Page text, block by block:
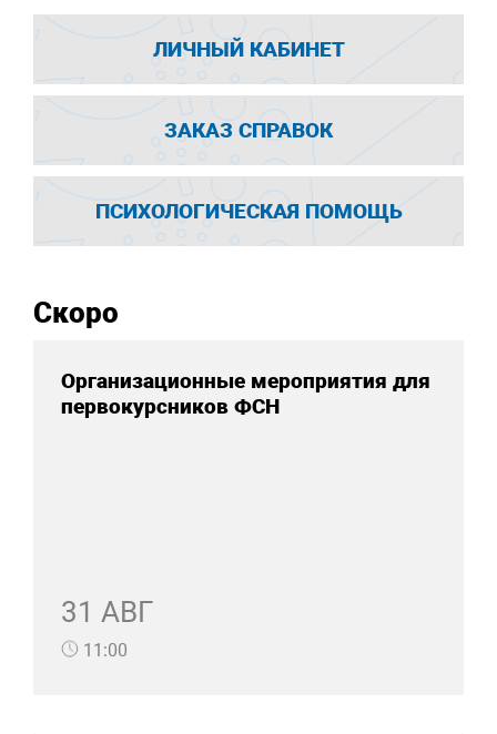
ЛИЧНЫЙ КАБИНЕТ
ЗАКАЗ СПРАВОК
ПСИХОЛОГИЧЕСКАЯ ПОМОЩЬ
Скоро
Организационные мероприятия для
первокурсников ФСН
31 АВГ
11:00